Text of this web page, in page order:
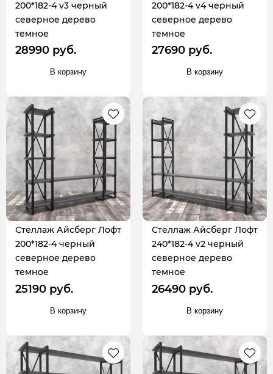
200*182-4 v3 черный
северное дерево
темное
28990 руб.
В корзину
200*182-4 v4 черный
северное дерево
темное
27690 руб.
В корзину
Стеллаж Айсберг Лофт
200*182-4 черный
северное дерево
темное
25190 руб.
В корзину
Стеллаж Айсберг Лофт
240*182-4 v2 черный
северное дерево
темное
26490 руб.
В корзину